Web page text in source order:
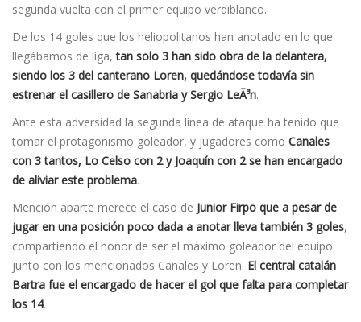
segunda vuelta con el primer equipo verdiblanco.
De los 14 goles que los heliopolitanos han anotado en lo que
llegábamos de liga, tan solo 3 han sido obra de la delantera,
siendo los 3 del canterano Loren, quedándose todavía sin
estrenar el casillero de Sanabria y Sergio LeÃ³n.
Ante esta adversidad la segunda línea de ataque ha tenido que
tomar el protagonismo goleador, y jugadores como Canales
con 3 tantos, Lo Celso con 2 y Joaquín con 2 se han encargado
de aliviar este problema.
Mención aparte merece el caso de Junior Firpo que a pesar de
jugar en una posición poco dada a anotar lleva también 3 goles,
compartiendo el honor de ser el máximo goleador del equipo
junto con los mencionados Canales y Loren. El central catalán
Bartra fue el encargado de hacer el gol que falta para completar
los 14.